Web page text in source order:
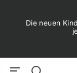
Die neuen